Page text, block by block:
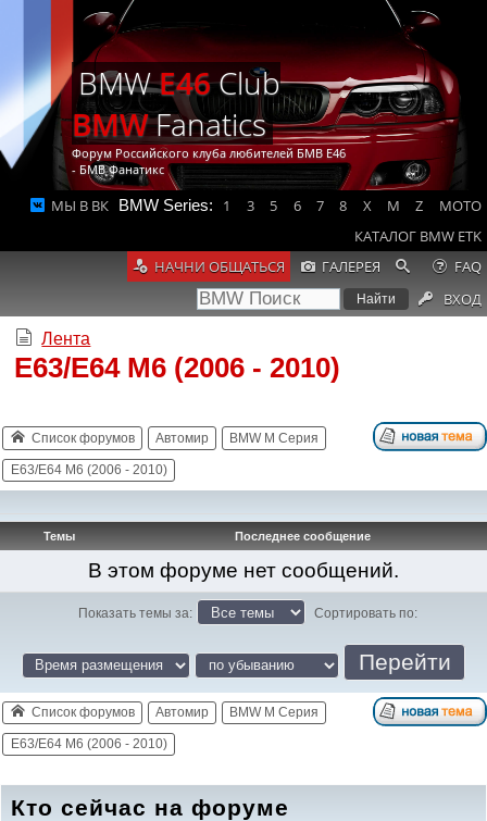
BMWE46Club
BMWFanatics
Форум Российского клуба любителей БМВ Е46
- БМВ Фанатикс
МЫ В ВК BMW Series: 1 3 5 6 7 8 X M Z
MOTO
КАТАЛОГ BMW ETK
НАЧНИ ОБЩАТЬСЯ
ГАЛЕРЕЯ
FAQ
ВХОД
Лента
E63/E64 M6 (2006 - 2010)
Список форумов Автомир BMW M Серия
E63/E64 M6 (2006 - 2010)
Темы Последнее сообщение
В этом форуме нет сообщений.
Показать темы за: Сортировать по:
Список форумов Автомир BMW M Серия
E63/E64 M6 (2006 - 2010)
Кто сейчас на форуме